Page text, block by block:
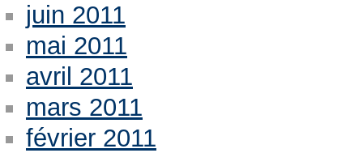
juin 2011
mai 2011
avril 2011
mars 2011
février 2011